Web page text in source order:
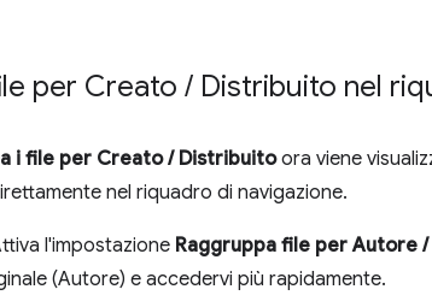
per Creato / Distribuito nel
i file per Creato / Distribuitoora viene
nel riquadro di navigazione.
l'impostazione Raggruppa file per Autore
(Autore) e accedervi più rapidamente.